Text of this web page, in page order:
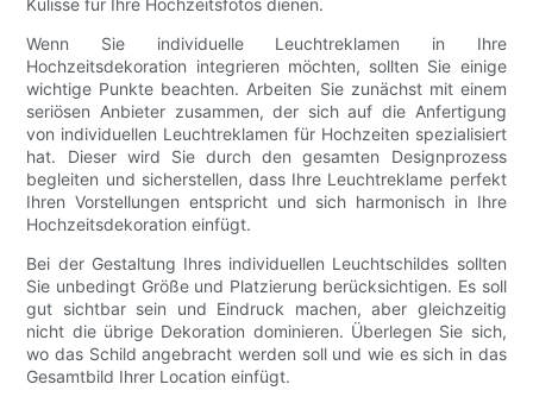
Wenn Sie individuelle Leuchtreklamen in Ihre
Hochzeitsdekoration integrieren möchten, sollten Sie einige
wichtige Punkte beachten. Arbeiten Sie zunächst mit einem
seriösen Anbieter zusammen, der sich auf die Anfertigung
von individuellen Leuchtreklamen für Hochzeiten spezialisiert
hat. Dieser wird Sie durch den gesamten Designprozess
begleiten und sicherstellen, dass Ihre Leuchtreklame perfekt
Ihren Vorstellungen entspricht und sich harmonisch in Ihre
Hochzeitsdekoration einfügt.
Bei der Gestaltung Ihres individuellen Leuchtschildes sollten
Sie unbedingt Größe und Platzierung berücksichtigen. Es soll
gut sichtbar sein und Eindruck machen, aber gleichzeitig
nicht die übrige Dekoration dominieren. Überlegen Sie sich,
wo das Schild angebracht werden soll und wie es sich in das
Gesamtbild Ihrer Location einfügt.